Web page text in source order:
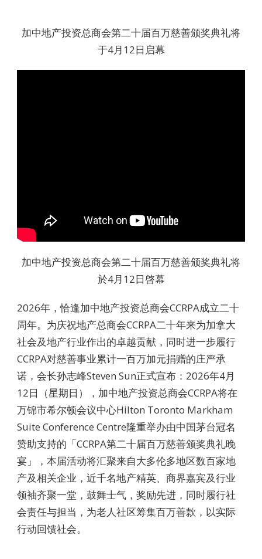
加中地产投资总商会第二十届百万慈善颁奖典礼将
于4月12日启幕
加中地产投资总商会第二十届百万慈善颁奖典礼将
於4月12日啓幕
2026年，恰逢加中地产投资总商会CCRPA成立二十
周年。为庆祝地产总商会CCRPA二十年来为加拿大
社会及地产行业作出的卓越贡献，同时进一步履行
CCRPA对慈善事业累计一百万加元捐赠的庄严承
诺，会长孙志峰Steven Sun正式宣布：2026年4月
12日（星期日），加中地产投资总商会CCRPA将在
万锦市希尔顿会议中心Hilton Toronto Markham
Suite Conference Centre隆重举办由中国茅台冠名
赞助支持的「CCRPA第二十届百万慈善颁奖典礼晚
宴」，本届活动将汇聚来自大多伦多地区数百家地
产及相关企业，近千名地产精英、商界嘉宾及行业
领袖齐聚一堂，鼓舞士气，奖励先进，同时履行社
会责任与担当，为老人社区筹集百万善款，以实际
行动回馈社会。